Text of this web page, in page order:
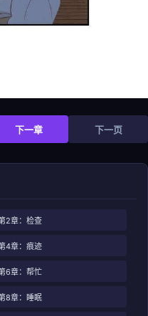
下一章 下一页
2章：检查
4章：痕迹
6章：帮忙
8章：睡眠